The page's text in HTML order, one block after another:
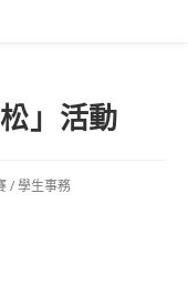
」活動
/學生事務